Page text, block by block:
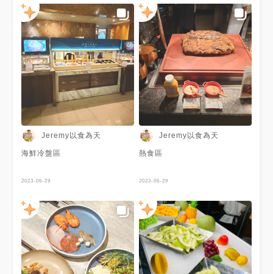
二廚自助餐廳」用餐， 這家供
應的菜色豐富品質維持得很不
錯， 牛排是選用美國Prime級肋
眼牛排， 有爐烤和鐵板現煎兩
種呢！ 此外這家推出的推出的
「仲夏海鮮季」海鮮暢饗活動，
自6/7起平日星期一至四晚餐餐
期加碼推出暢饗海鮮料理， 其
中松葉蟹海鮮桶是選用北海道頂
級松葉蟹， 這道很搶手經常被
秒殺。XD 冰淇淋有供應哈根達
斯， 蠻適合拿來配現做舒芙蕾
鬆餅。 餐廳空間挑高寬敞又舒
適， 用餐氣氛很relax又愜意。
能再次回味這家的自助美饌感覺
真棒！ 完整圖文食記：
台北喜來登大飯店 Kitchen 12
中正區忠孝東路一段12號1樓
(台北喜來登大飯店1樓) 鄰近捷
運站：台北捷運板南線BL13善
導寺站 電話：(02) 2321-1818
營業時間：早餐：06:30AM-
10:00AM ｜午餐：11:30AM-
02:00PM ｜下午茶：
03:00PM-05:00PM ｜晚餐：
Jeremy以食為天
海鮮冷盤區
2023-06-29
Jeremy以食為天
熱食區
2023-06-29